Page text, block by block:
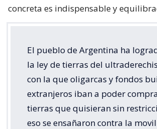
concreta es indispensable y
El pueblo de Argentina ha
la ley de tierras del
con la que oligarcas y fondos
extranjeros iban a poder
tierras que quisieran sin
eso se ensañaron contra la